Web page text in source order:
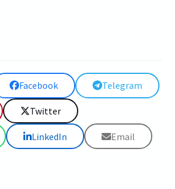
Facebook Telegram
Twitter
LinkedIn Email